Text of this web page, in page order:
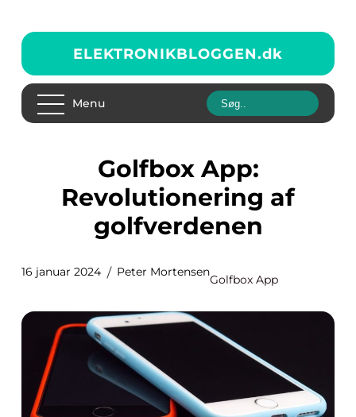
ELEKTRONIKBLOGGEN.dk
Menu
Golfbox App:
Revolutionering af
golfverdenen
16 januar 2024 Peter Mortensen
Golfbox App